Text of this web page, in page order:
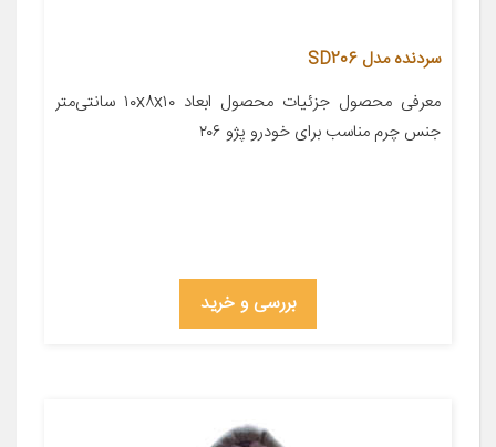
سردنده مدل SD206
معرفی محصول جزئیات محصول ابعاد ۱۰x۸x۱۰ سانتی‌متر
جنس چرم مناسب برای خودرو پژو ۲۰۶
بررسی و خرید